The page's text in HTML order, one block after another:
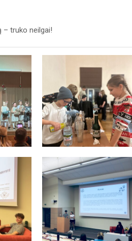
– truko neilgai!